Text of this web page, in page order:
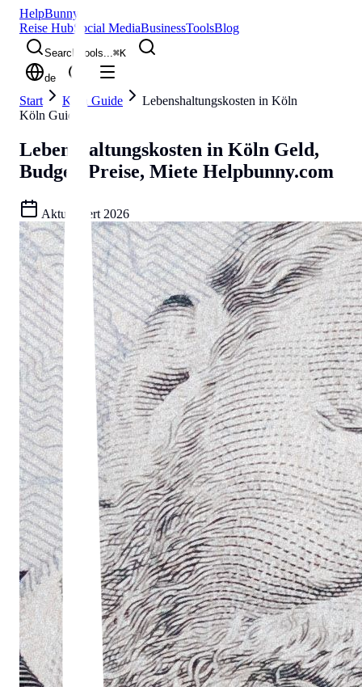
HelpBunny
Reise HubSocial MediaBusinessToolsBlog
Search tools...⌘K
de
Start Köln Guide
Lebenshaltungskosten in Köln
Köln Guide
Lebenshaltungskosten in Köln Geld,
Budget, Preise, Miete Helpbunny.com
Aktualisiert 2026